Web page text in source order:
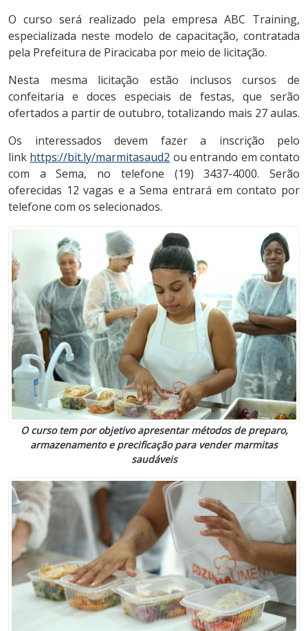
O curso será realizado pela empresa ABC Training,
especializada neste modelo de capacitação, contratada
pela Prefeitura de Piracicaba por meio de licitação.
Nesta mesma licitação estão inclusos cursos de
confeitaria e doces especiais de festas, que serão
ofertados a partir de outubro, totalizando mais 27 aulas.
Os interessados devem fazer a inscrição pelo
link https://bit.ly/marmitasaud2 ou entrando em contato
com a Sema, no telefone (19) 3437-4000. Serão
oferecidas 12 vagas e a Sema entrará em contato por
telefone com os selecionados.
O curso tem por objetivo apresentar métodos de preparo,
armazenamento e precificação para vender marmitas
saudáveis